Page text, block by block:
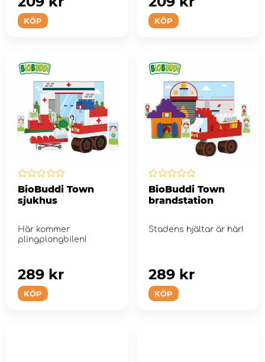
KÖP KÖP
BioBuddi Town
sjukhus
Här kommer
plingplongbilen!
KÖP
289 kr
BioBuddi Town
brandstation
Stadens hjältar är här!
KÖP
289 kr